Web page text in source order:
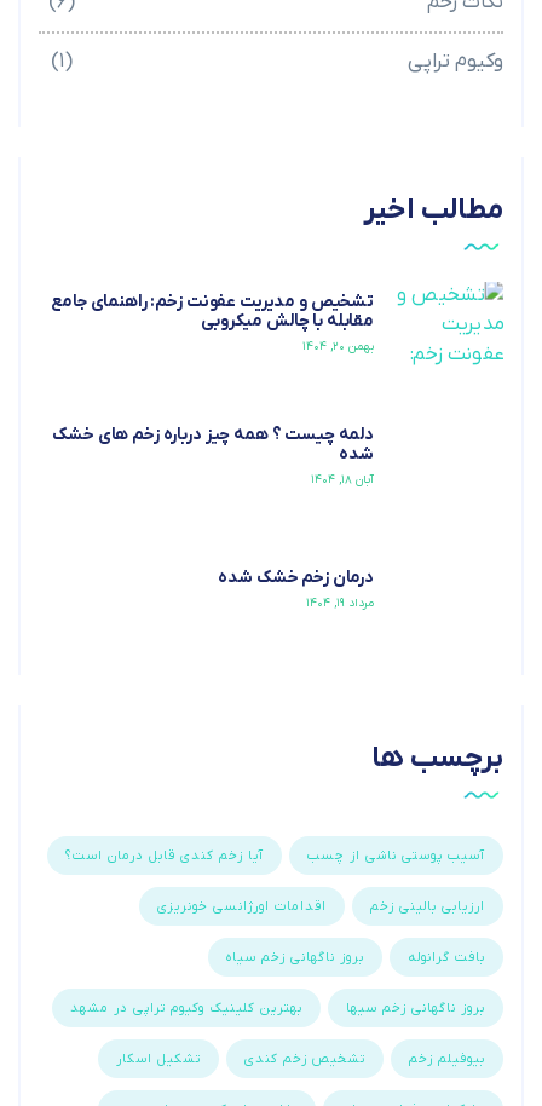
وکیوم تراپی
مطالب اخیر
تشخیص و مدیریت عفونت زخم: راهنمای جامع
مقابله با چالش میکروبی
بهمن ۲۰, ۱۴۰۴
دلمه چیست ؟ همه چیز درباره زخم های خشک
شده
آبان ۱۸, ۱۴۰۴
درمان زخم خشک شده
مرداد ۱۹, ۱۴۰۴
برچسب ها
آسیب پوستی ناشی از چسب آیا زخم کندی قابل درمان است؟
ارزیابی بالینی زخم اقدامات اورژانسی خونریزی
بافت گرانوله بروز ناگهانی زخم سیاه
بروز ناگهانی زخم سیها بهترین کلینیک وکیوم تراپی در مشهد
بیوفیلم زخم تشخیص زخم کندی تشکیل اسکار